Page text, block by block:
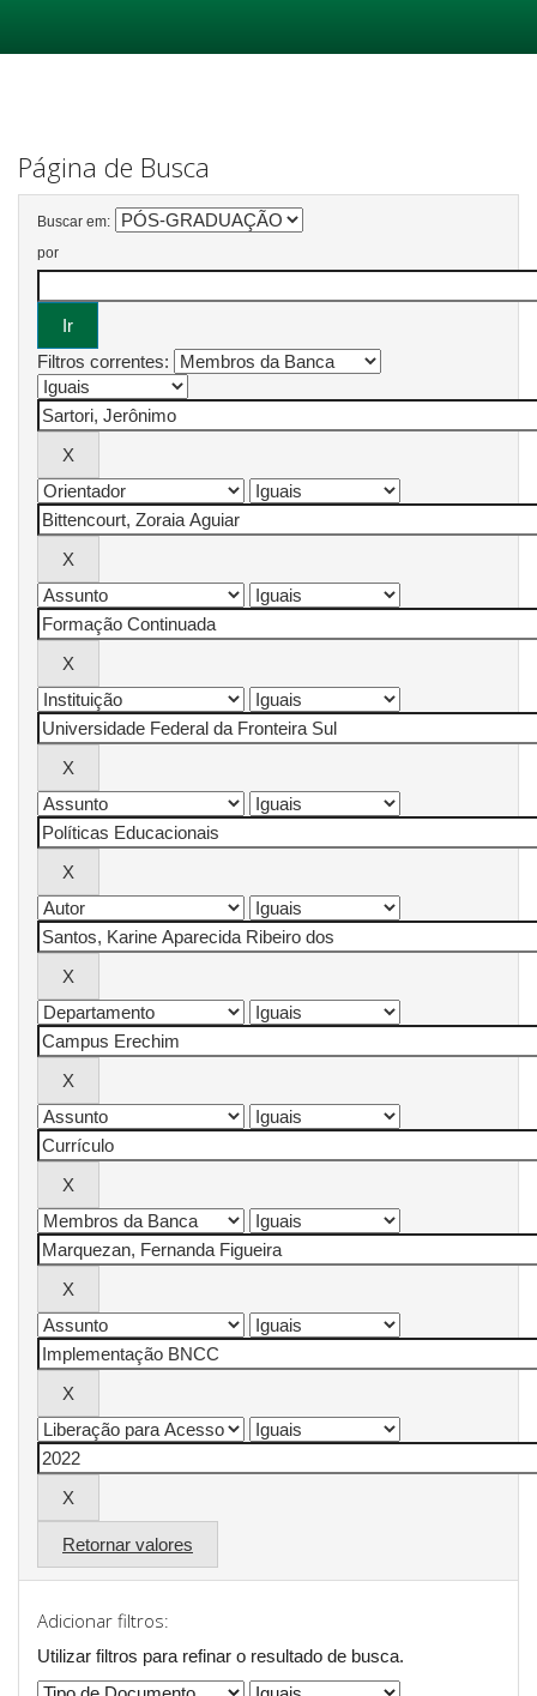
Página de Busca
Buscar em:
por
Filtros correntes:
Retornar valores
Adicionar filtros:
Utilizar filtros para refinar o resultado de busca.